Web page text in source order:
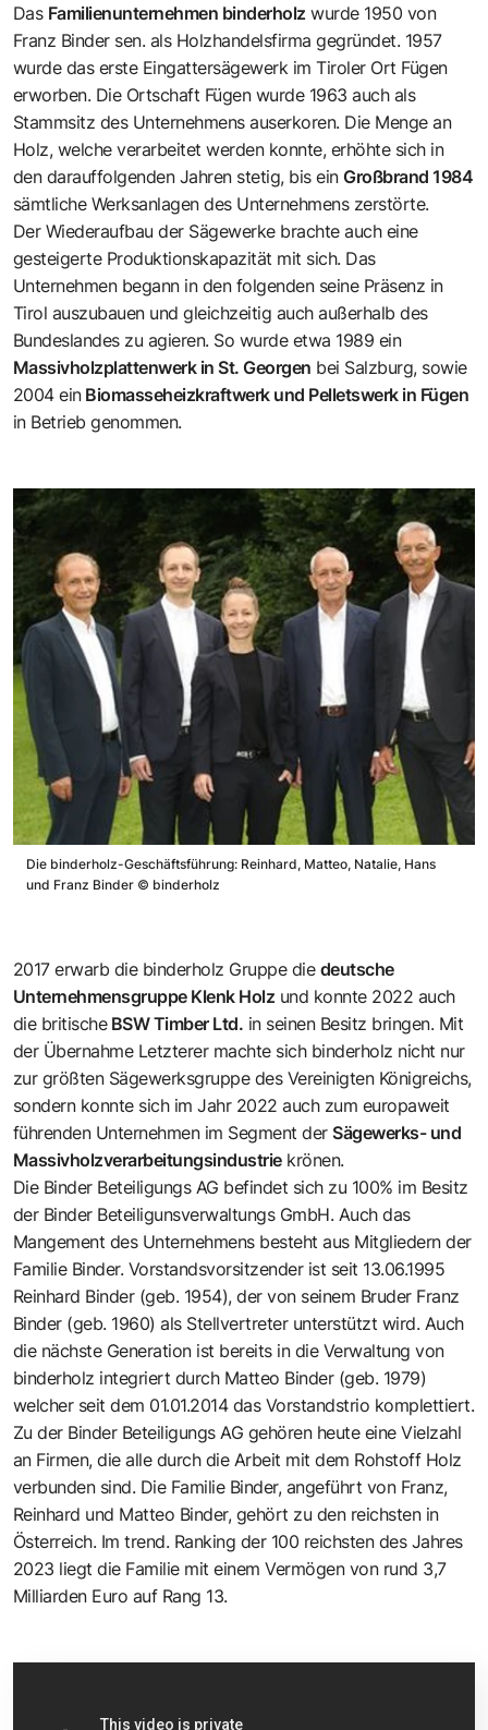
Das Familienunternehmen binderholz wurde 1950 von
Franz Binder sen. als Holzhandelsfirma gegründet. 1957
wurde das erste Eingattersägewerk im Tiroler Ort Fügen
erworben. Die Ortschaft Fügen wurde 1963 auch als
Stammsitz des Unternehmens auserkoren. Die Menge an
Holz, welche verarbeitet werden konnte, erhöhte sich in
den darauffolgenden Jahren stetig, bis einGroßbrand 1984
sämtliche Werksanlagen des Unternehmens zerstörte.
Der Wiederaufbau der Sägewerke brachte auch eine
gesteigerte Produktionskapazität mit sich. Das
Unternehmen begann in den folgenden seine Präsenz in
Tirol auszubauen und gleichzeitig auch außerhalb des
Bundeslandes zu agieren. So wurde etwa 1989 ein
Massivholzplattenwerk in St. Georgen bei Salzburg, sowie
2004 ein Biomasseheizkraftwerk und Pelletswerk in Fügen
in Betrieb genommen.
Die binderholz-Geschäftsführung: Reinhard, Matteo, Natalie, Hans
und Franz Binder © binderholz
2017 erwarb die binderholz Gruppe die deutsche
Unternehmensgruppe Klenk Holzund konnte 2022 auch
die britischeBSW Timber Ltd. in seinen Besitz bringen. Mit
der Übernahme Letzterer machte sich binderholz nicht nur
zur größten Sägewerksgruppe des Vereinigten Königreichs,
sondern konnte sich im Jahr 2022 auch zum europaweit
führenden Unternehmen im Segment derSägewerks- und
Massivholzverarbeitungsindustrie krönen.
Die Binder Beteiligungs AG befindet sich zu 100% im Besitz
der Binder Beteiligunsverwaltungs GmbH. Auch das
Mangement des Unternehmens besteht aus Mitgliedern der
Familie Binder. Vorstandsvorsitzender ist seit 13.06.1995
Reinhard Binder (geb. 1954), der von seinem Bruder Franz
Binder (geb. 1960) als Stellvertreter unterstützt wird. Auch
die nächste Generation ist bereits in die Verwaltung von
binderholz integriert durch Matteo Binder (geb. 1979)
welcher seit dem 01.01.2014 das Vorstandstrio komplettiert.
Zu der Binder Beteiligungs AG gehören heute eine Vielzahl
an Firmen, die alle durch die Arbeit mit dem Rohstoff Holz
verbunden sind. Die Familie Binder, angeführt von Franz,
Reinhard und Matteo Binder, gehört zu den reichsten in
Österreich. Im trend. Ranking der 100 reichsten des Jahres
2023 liegt die Familie mit einem Vermögen von rund 3,7
Milliarden Euro auf Rang 13.